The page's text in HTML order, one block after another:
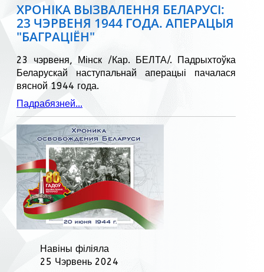
ХРОНІКА ВЫЗВАЛЕННЯ БЕЛАРУСІ:
23 ЧЭРВЕНЯ 1944 ГОДА. АПЕРАЦЫЯ
"БАГРАЦІЁН"
23 чэрвеня, Мінск /Кар. БЕЛТА/. Падрыхтоўка
Беларускай наступальнай аперацыі пачалася
вясной 1944 года.
Падрабязней...
Навіны філіяла
25 Чэрвень 2024